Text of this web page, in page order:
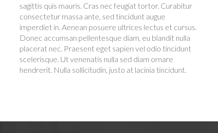
sagittis quis mauris. Cras nec feugiat tortor. Curabitur
consectetur massa ante, sed tincidunt augue
imperdiet in. Aenean posuere ultrices lectus et cursus.
Donec accumsan pellentesque diam, eu blandit nulla
placerat nec. Praesent eget sapien vel odio tincidunt
scelerisque. Ut venenatis nulla sed diam ornare
hendrerit. Nulla sollicitudin, justo at lacinia tincidunt.